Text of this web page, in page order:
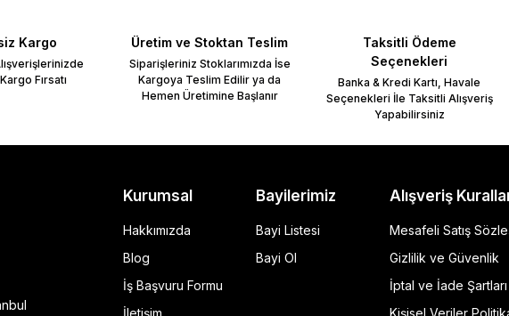
GP Kompozit Universal 45 lt Plastik Motosiklet Çantası
Kargo
Fırsatı
Üretim ve Stoktan Teslim
Siparişleriniz Stoklarımızda İse
Kargoya Teslim Edilir ya da
Hemen Üretimine Başlanır
Taksitli Ödeme
Seçenekleri
Banka & Kredi Kartı, Havale
Seçenekleri İle Taksitli Alışveriş
Yapabilirsiniz
Kurumsal
Hakkımızda
Blog
İş Başvuru Formu
İletişim
Bayilerimiz
Bayi Listesi
Bayi Ol
Alışveriş
Mesafeli Satış
Gizlilik ve Güvenlik
İptal ve İade Şartları
Kişisel Veriler